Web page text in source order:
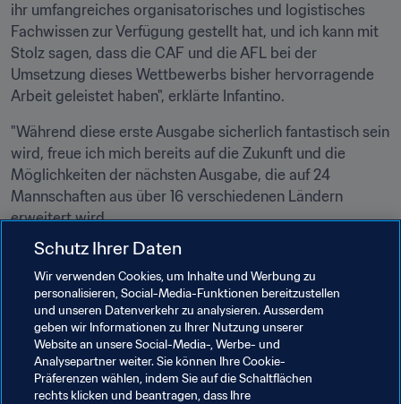
ihr umfangreiches organisatorisches und logistisches
Fachwissen zur Verfügung gestellt hat, und ich kann mit
Stolz sagen, dass die CAF und die AFL bei der
Umsetzung dieses Wettbewerbs bisher hervorragende
Arbeit geleistet haben", erklärte Infantino.
"Während diese erste Ausgabe sicherlich fantastisch sein
wird, freue ich mich bereits auf die Zukunft und die
Möglichkeiten der nächsten Ausgabe, die auf 24
Mannschaften aus über 16 verschiedenen Ländern
erweitert wird.
"Mehr Vereine bedeuten mehr Stadien, mehr
Austragungsstädte und mehr Fans, die mehr spannende
Spiele sehen und mit ihrer fantastischen Leidenschaft für
das Spiel die Entwicklung des afrikanischen Fussballs
vorantreiben. Dieser Wettbewerb ist eine Weltneuheit,
und es ist eine große Freude und ein Privileg, ihn
gemeinsam mit Ihnen allen ins Leben zu rufen."
Schutz Ihrer Daten
Wir verwenden Cookies, um Inhalte und Werbung zu
personalisieren, Social-Media-Funktionen bereitzustellen
und unseren Datenverkehr zu analysieren. Ausserdem
geben wir Informationen zu Ihrer Nutzung unserer
Website an unsere Social-Media-, Werbe- und
Analysepartner weiter. Sie können Ihre Cookie-
Präferenzen wählen, indem Sie auf die Schaltflächen
rechts klicken und beantragen, dass Ihre